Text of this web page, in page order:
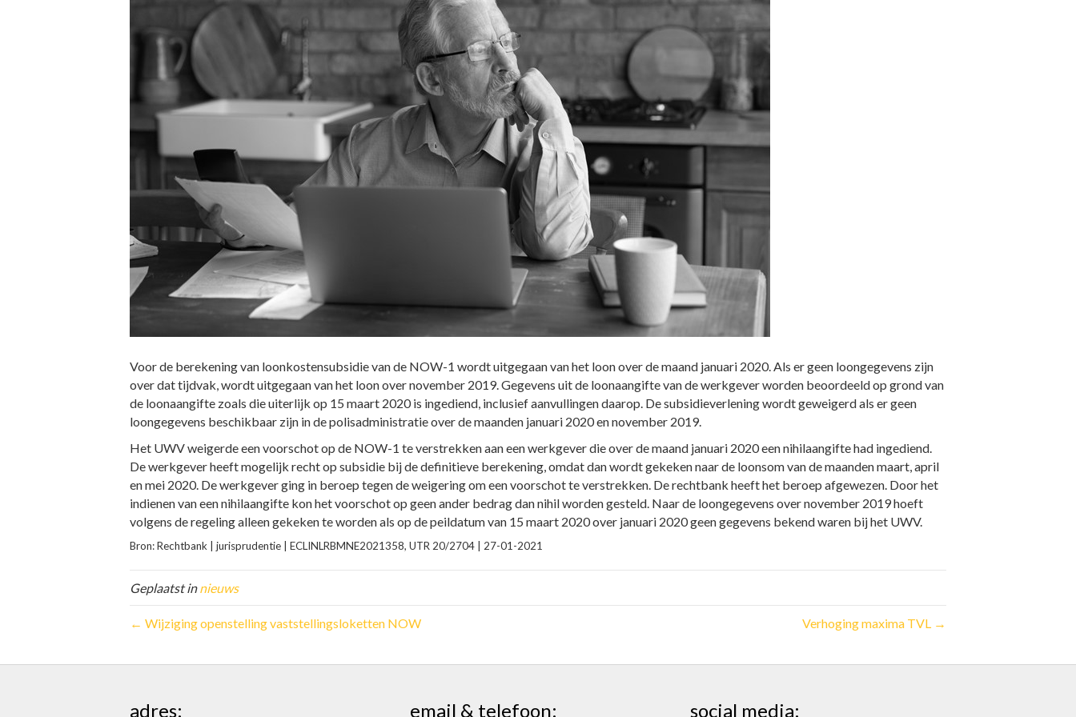
Voor de berekening van loonkostensubsidie van de NOW-1 wordt uitgegaan van het loon over de maand januari 2020. Als er geen loongegevens zijn
over dat tijdvak, wordt uitgegaan van het loon over november 2019. Gegevens uit de loonaangifte van de werkgever worden beoordeeld op grond van
de loonaangifte zoals die uiterlijk op 15 maart 2020 is ingediend, inclusief aanvullingen daarop. De subsidieverlening wordt geweigerd als er geen
loongegevens beschikbaar zijn in de polisadministratie over de maanden januari 2020 en november 2019.
Het UWV weigerde een voorschot op de NOW-1 te verstrekken aan een werkgever die over de maand januari 2020 een nihilaangifte had ingediend.
De werkgever heeft mogelijk recht op subsidie bij de definitieve berekening, omdat dan wordt gekeken naar de loonsom van de maanden maart, april
en mei 2020. De werkgever ging in beroep tegen de weigering om een voorschot te verstrekken. De rechtbank heeft het beroep afgewezen. Door het
indienen van een nihilaangifte kon het voorschot op geen ander bedrag dan nihil worden gesteld. Naar de loongegevens over november 2019 hoeft
volgens de regeling alleen gekeken te worden als op de peildatum van 15 maart 2020 over januari 2020 geen gegevens bekend waren bij het UWV.
Bron: Rechtbank | jurisprudentie | ECLINLRBMNE2021358, UTR 20/2704 | 27-01-2021
Geplaatst innieuws
← Wijziging openstelling vaststellingsloketten NOW Verhoging maxima TVL →
adres: email & telefoon: social media: